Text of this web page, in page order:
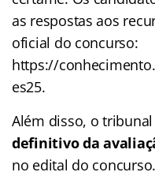
as respostas aos
oficial do concurso:
https://
es25.
Além disso, o
definitivo da
no edital do concurso.